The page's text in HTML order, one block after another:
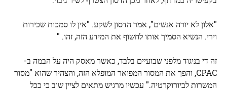
"אלון לא יורה אנשים", אמר הדסון לשקע. "אין לו סמכות שכירות
וירי. הנשיא הסמיך אותו לחשוף את המידע הזה, זהו. "
זה די בניגוד מלפני שבועיים בלבד, כאשר מאסק היה על הבמה ב-
CPAC, והפך את המסור המפואר המופלא הזה, והצהיר שהוא "מסור
המשרות לביורוקרטיה." עכשיו מרגיש מתאים לציין שוב כי ככל